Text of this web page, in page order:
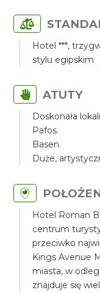
Hotel ***,
stylu egipskim
ATUTY
Doskonała
Pafos.
Basen.
Duże,
Hotel Roman
centrum
przeciwko
Kings Avenue
miasta, w
znajduje się